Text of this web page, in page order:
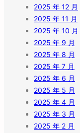
2025 年 12 月
2025 年 11 月
2025 年 10 月
2025 年 9 月
2025 年 8 月
2025 年 7 月
2025 年 6 月
2025 年 5 月
2025 年 4 月
2025 年 3 月
2025 年 2 月